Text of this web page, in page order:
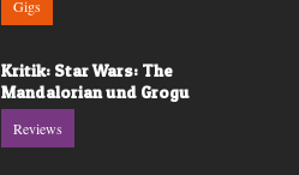
Gigs
Kritik: Star Wars: The
Mandalorian und Grogu
Reviews